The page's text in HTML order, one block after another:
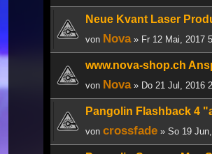
Neue Kvant Laser
von Nova» Fr 12 Mai, 2017
www.nova-shop.ch
von Nova» Do 21 Jul, 2016
Pangolin Flashback 4
von crossfade » So 19